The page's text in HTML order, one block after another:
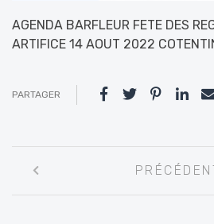
AGENDA BARFLEUR FETE DES
ARTIFICE 14 AOUT 2022
PARTAGER
entre